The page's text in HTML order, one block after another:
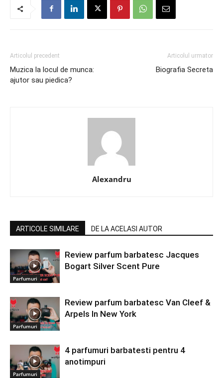
Articolul precedent
Muzica la locul de munca:
ajutor sau piedica?
Articolul urmator
Biografia Secreta
Alexandru
ARTICOLE SIMILARE DE LA ACELASI AUTOR
Parfumuri
Review parfum barbatesc Jacques
Bogart Silver Scent Pure
Parfumuri
Review parfum barbatesc Van Cleef &
Arpels In New York
Parfumuri
4 parfumuri barbatesti pentru 4
anotimpuri